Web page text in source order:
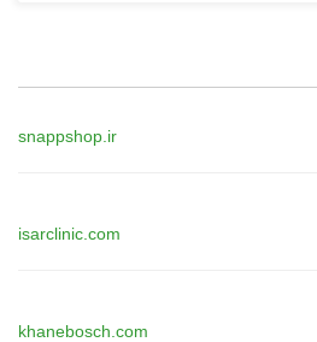
snappshop.ir
isarclinic.com
khanebosch.com